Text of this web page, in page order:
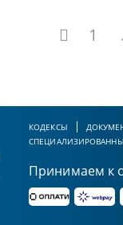
1
КОДЕКСЫ
Принимаем к